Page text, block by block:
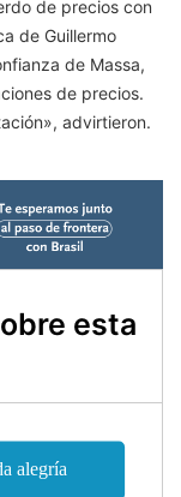
de precios con
de Guillermo
de Massa,
de precios.
advirtieron.
esta